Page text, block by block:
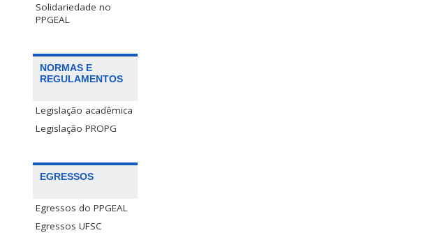
Solidariedade no
PPGEAL
NORMAS E
REGULAMENTOS
Legislação acadêmica
Legislação PROPG
EGRESSOS
Egressos do PPGEAL
Egressos UFSC